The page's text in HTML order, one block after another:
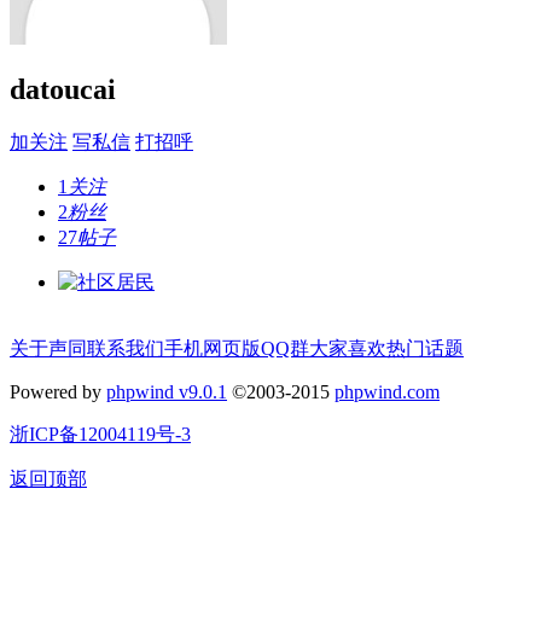
datoucai
加关注 写私信 打招呼
1 关注
2粉丝
27帖子
关于声同联系我们手机网页版QQ群大家喜欢热门话题
Powered by phpwind v9.0.1 ©2003-2015 phpwind.com
浙ICP备12004119号-3
返回顶部